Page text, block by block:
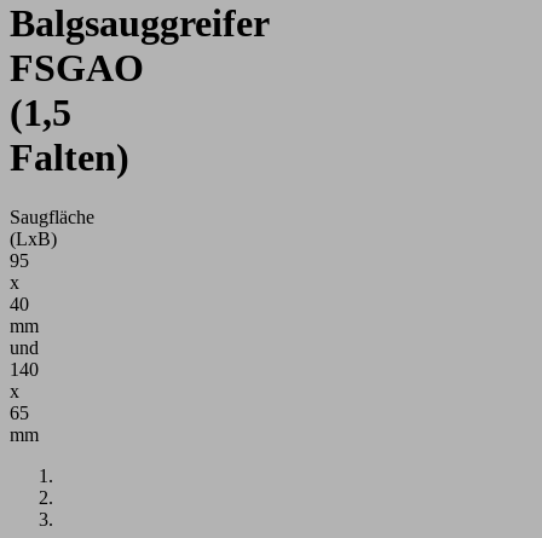
Balgsauggreifer
FSGAO
(1,5
Falten)
Saugfläche
(LxB)
95
x
40
mm
und
140
x
65
mm